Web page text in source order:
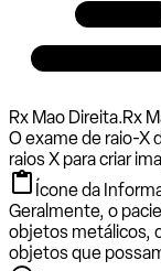
Rx Mao Direita.Rx
O exame de raio-X
raios X para criar
Ícone da
Geralmente, o
objetos metálicos,
objetos que